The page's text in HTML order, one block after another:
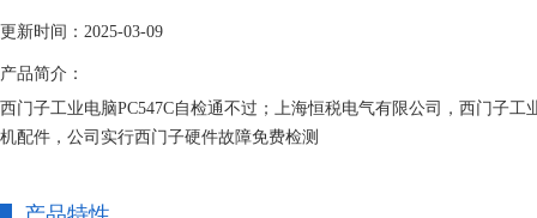
更新时间：2025-03-09
产品简介：
西门子工业电脑PC547C自检通不过；上海恒税电气有限公司，西门子
机配件，公司实行西门子硬件故障免费检测